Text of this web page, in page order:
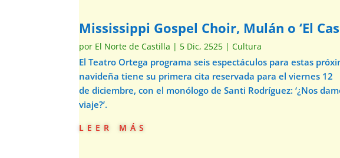
Mississippi Gospel Choir, Mulán o ‘El
por El Norte de Castilla | 5 Dic, 2525 |Cultura
El Teatro Ortega programa seis espectáculos para estas
navideña tiene su primera cita reservada para el viernes 12
de diciembre, con el monólogo de Santi Rodríguez: ‘¿Nos
viaje?’.
leer más